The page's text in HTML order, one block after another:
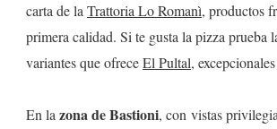
carta de la Trattoria Lo Romanì, productos
primera calidad. Si te gusta la pizza prueba
variantes que ofreceEl Pultal,
En la zona de Bastioni, con vistas